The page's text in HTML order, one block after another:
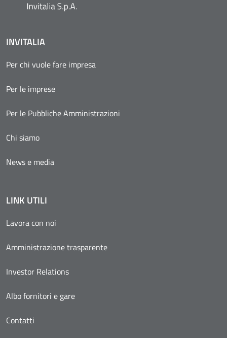
INVITALIA
Per chi vuole fare impresa
Per le imprese
Per le Pubbliche Amministrazioni
Chi siamo
News e media
LINK UTILI
Lavora con noi
Amministrazione trasparente
Investor Relations
Albo fornitori e gare
Contatti